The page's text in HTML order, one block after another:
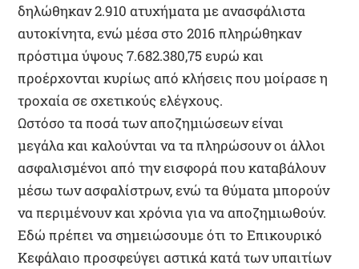
δηλώθηκαν 2.910 ατυχήματα με ανασφάλιστα
αυτοκίνητα, ενώ μέσα στο 2016 πληρώθηκαν
πρόστιμα ύψους 7.682.380,75 ευρώ και
προέρχονται κυρίως από κλήσεις που μοίρασε η
τροχαία σε σχετικούς ελέγχους.
Ωστόσο τα ποσά των αποζημιώσεων είναι
μεγάλα και καλούνται να τα πληρώσουν οι άλλοι
ασφαλισμένοι από την εισφορά που καταβάλουν
μέσω των ασφαλίστρων, ενώ τα θύματα μπορούν
να περιμένουν και χρόνια για να αποζημιωθούν.
Εδώ πρέπει να σημειώσουμε ότι το Επικουρικό
Κεφάλαιο προσφεύγει αστικά κατά των υπαιτίων